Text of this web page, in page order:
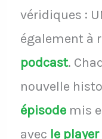
véridiques :
également à
podcast.
nouvelle
épisodemis
avec le